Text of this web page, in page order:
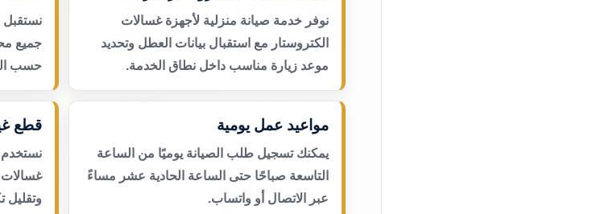
نوفر خدمة صيانة منزلية لأجهزة غسالات
الكتروستار مع استقبال بيانات العطل وتحديد
موعد زيارة مناسب داخل نطاق الخدمة.
نستقبل
جميع
حسب
مواعيد عمل يومية
يمكنك تسجيل طلب الصيانة يوميًا من الساعة
التاسعة صباحًا حتى الساعة الحادية عشر مساءً
عبر الاتصال أو واتساب.
قطع
نستخدم
غسالات
وتقليل